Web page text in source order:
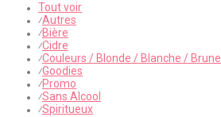
Tout voir
⁄Autres
⁄Bière
⁄Cidre
⁄Couleurs / Blonde / Blanche / Brune
⁄Goodies
⁄Promo
⁄Sans Alcool
⁄Spiritueux